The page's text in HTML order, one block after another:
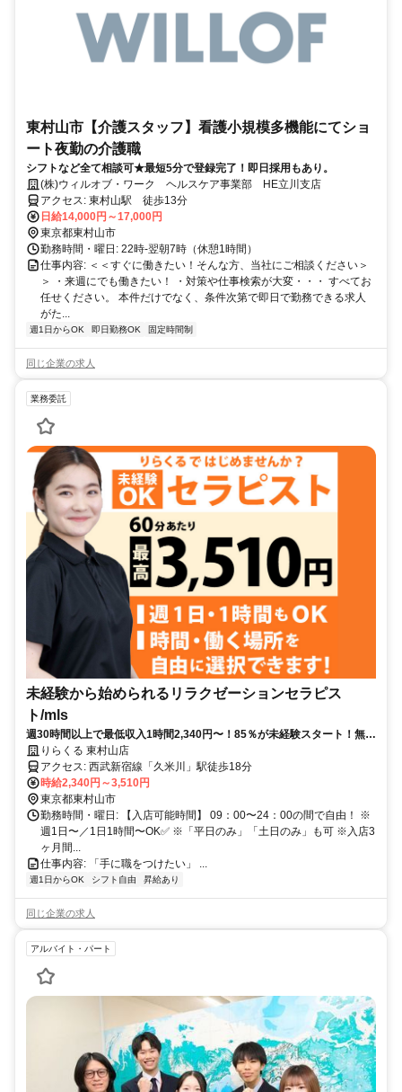
東村山市【介護スタッフ】看護小規模多機能にてショ
ート夜勤の介護職
シフトなど全て相談可★最短5分で登録完了！即日採用もあり。
(株)ウィルオブ・ワーク ヘルスケア事業部 HE立川支店
アクセス: 東村山駅 徒歩13分
日給14,000円～17,000円
東京都東村山市
勤務時間・曜日: 22時-翌朝7時（休憩1時間）
仕事内容: ＜＜すぐに働きたい！そんな方、当社にご相談ください＞
＞ ・来週にでも働きたい！ ・対策や仕事検索が大変・・・ すべてお
任せください。 本件だけでなく、条件次第で即日で勤務できる求人
がた...
週1日からOK 即日勤務OK 固定時間制
同じ企業の求人
業務委託
未経験から始められるリラクゼーションセラピス
ト/mls
週30時間以上で最低収入1時間2,340円〜！85％が未経験スタート！無料
トレで一生モノの技術を習得✅好きな時間に収入を得られます⏰【東京
都東村山市恩多町】
りらくる 東村山店
アクセス: 西武新宿線「久米川」駅徒歩18分
時給2,340円～3,510円
東京都東村山市
勤務時間・曜日: 【入店可能時間】 09：00〜24：00の間で自由！ ※
週1日〜／1日1時間〜OK✅ ※「平日のみ」「土日のみ」も可 ※入店3
ヶ月間...
仕事内容: 「手に職をつけたい」 ...
週1日からOK シフト自由 昇給あり
同じ企業の求人
アルバイト・パート